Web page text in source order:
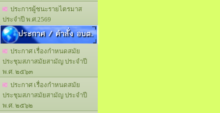
ประการผู้ชนะรายไตรมาส
ประจำปี พ.ศ.2569
ประกาศ / คำสั่ง อบต.
ประกาศ เรื่องกำหนดสมัย
ประชุมสภาสมัยสามัญ ประจำปี
พ.ศ. ๒๕๖๓
ประกาศ เรื่องกำหนดสมัย
ประชุมสภาสมัยสามัญ ประจำปี
พ.ศ. ๒๕๖๒